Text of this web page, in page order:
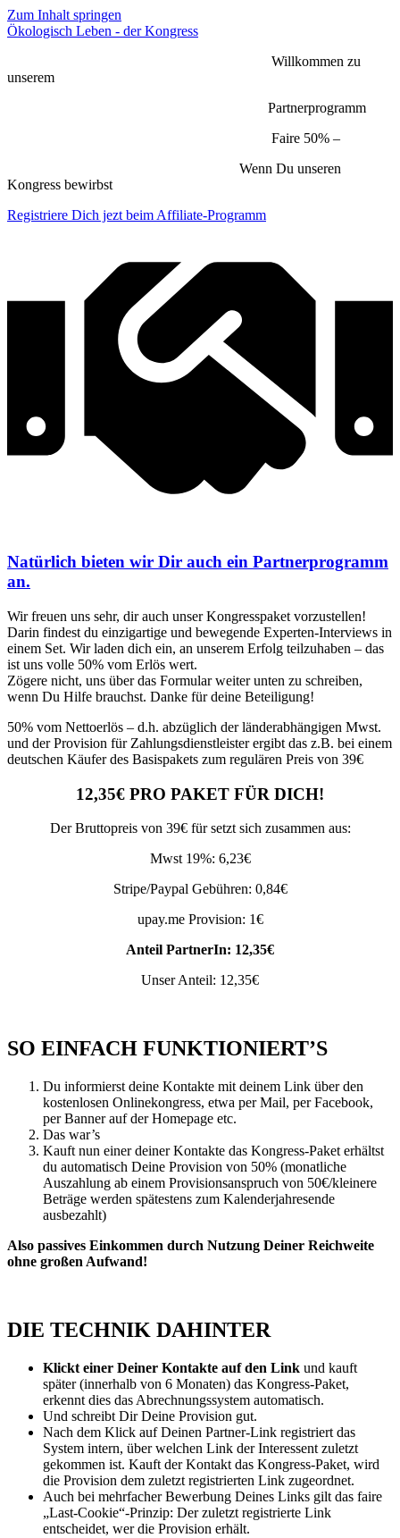
Zum Inhalt springen
Ökologisch Leben - der Kongress
Willkommen zu
unserem
Partnerprogramm
Faire 50% –
Wenn Du unseren
Kongress bewirbst
Registriere Dich jezt beim Affiliate-Programm
Natürlich bieten wir Dir auch ein Partnerprogramm
an.
Wir freuen uns sehr, dir auch unser Kongresspaket vorzustellen!
Darin findest du einzigartige und bewegende Experten-Interviews in
einem Set. Wir laden dich ein, an unserem Erfolg teilzuhaben – das
ist uns volle 50% vom Erlös wert.
Zögere nicht, uns über das Formular weiter unten zu schreiben,
wenn Du Hilfe brauchst. Danke für deine Beteiligung!
50% vom Nettoerlös – d.h. abzüglich der länderabhängigen Mwst.
und der Provision für Zahlungsdienstleister ergibt das z.B. bei einem
deutschen Käufer des Basispakets zum regulären Preis von 39€
12,35€ PRO PAKET FÜR DICH!
Der Bruttopreis von 39€ für setzt sich zusammen aus:
Mwst 19%: 6,23€
Stripe/Paypal Gebühren: 0,84€
upay.me Provision: 1€
Anteil PartnerIn: 12,35€
Unser Anteil: 12,35€
SO EINFACH FUNKTIONIERT’S
Du informierst deine Kontakte mit deinem Link über den
kostenlosen Onlinekongress, etwa per Mail, per Facebook,
per Banner auf der Homepage etc.
Das war’s
Kauft nun einer deiner Kontakte das Kongress-Paket erhältst
du automatisch Deine Provision von 50% (monatliche
Auszahlung ab einem Provisionsanspruch von 50€/kleinere
Beträge werden spätestens zum Kalenderjahresende
ausbezahlt)
Also passives Einkommen durch Nutzung Deiner Reichweite
ohne großen Aufwand!
DIE TECHNIK DAHINTER
Klickt einer Deiner Kontakte auf den Link und kauft
später (innerhalb von 6 Monaten) das Kongress-Paket,
erkennt dies das Abrechnungssystem automatisch.
Und schreibt Dir Deine Provision gut.
Nach dem Klick auf Deinen Partner-Link registriert das
System intern, über welchen Link der Interessent zuletzt
gekommen ist. Kauft der Kontakt das Kongress-Paket, wird
die Provision dem zuletzt registrierten Link zugeordnet.
Auch bei mehrfacher Bewerbung Deines Links gilt das faire
„Last-Cookie“-Prinzip: Der zuletzt registrierte Link
entscheidet, wer die Provision erhält.